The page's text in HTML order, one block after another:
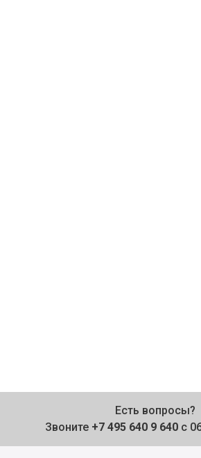
Есть вопросы?
Звоните +7 495 640 9 640 с